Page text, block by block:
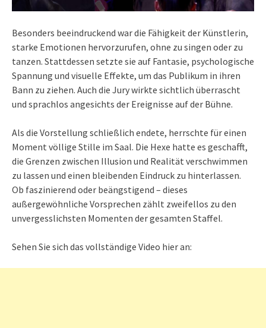
Besonders beeindruckend war die Fähigkeit der Künstlerin,
starke Emotionen hervorzurufen, ohne zu singen oder zu
tanzen. Stattdessen setzte sie auf Fantasie, psychologische
Spannung und visuelle Effekte, um das Publikum in ihren
Bann zu ziehen. Auch die Jury wirkte sichtlich überrascht
und sprachlos angesichts der Ereignisse auf der Bühne.
Als die Vorstellung schließlich endete, herrschte für einen
Moment völlige Stille im Saal. Die Hexe hatte es geschafft,
die Grenzen zwischen Illusion und Realität verschwimmen
zu lassen und einen bleibenden Eindruck zu hinterlassen.
Ob faszinierend oder beängstigend – dieses
außergewöhnliche Vorsprechen zählt zweifellos zu den
unvergesslichsten Momenten der gesamten Staffel.
Sehen Sie sich das vollständige Video hier an: